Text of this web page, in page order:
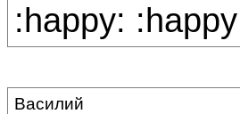
:happy:
Василий